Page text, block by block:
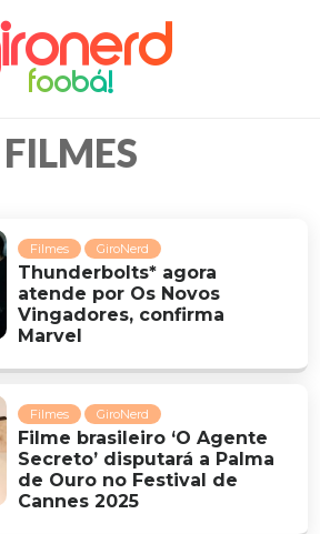
foobá!
FILMES
Filmes GiroNerd
Thunderbolts* agora
atende por Os Novos
Vingadores, confirma
Marvel
Filmes GiroNerd
Filme brasileiro ‘O Agente
Secreto’ disputará a Palma
de Ouro no Festival de
Cannes 2025